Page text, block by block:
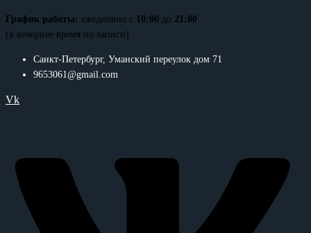
График работы: ежедневно с 10:00 до 21:00
(в вечернее время по записи)
Санкт-Петербург, Уманский переулок дом 71
9653061@gmail.com
Vk